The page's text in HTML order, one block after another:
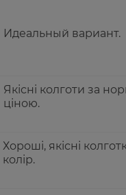
Идеальный вариант.
Якісні колготи за
ціною.
Хороші, якісні
колір.